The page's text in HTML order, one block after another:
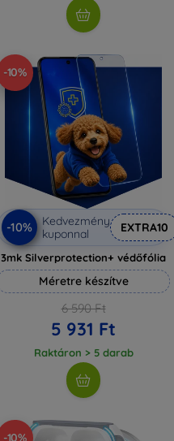
-10%
-10%
Kedvezmény
kuponnal
EXTRA10
3mk Silverprotection+ védőfólia
Méretre készítve
6 590 Ft
5 931 Ft
Raktáron > 5 darab
-10%